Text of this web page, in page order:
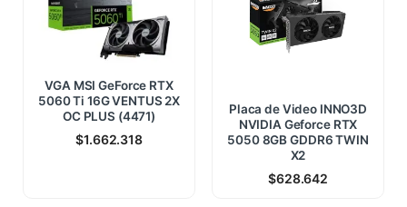
VGA MSI GeForce RTX
5060 Ti 16G VENTUS 2X
OC PLUS (4471)
$1.662.318
Placa de Video INNO3D
NVIDIA Geforce RTX
5050 8GB GDDR6 TWIN
X2
$628.642